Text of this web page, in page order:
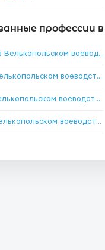
профессии
Работа Разнорабочим в Велькопольском воеводстве
Работа Сборщиком в Велькопольском воеводстве
Работа Водителем в Велькопольском воеводстве
Работа Сварщиком в Велькопольском воеводстве